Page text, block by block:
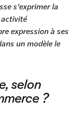
s’exprimer la
activité
expression à ses
un modèle le
selon
?